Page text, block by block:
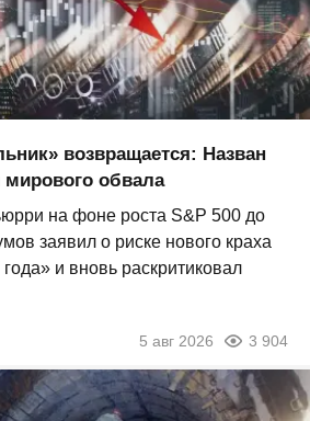
возвращается: Назван
обвала
на фоне роста S&P 500 до
заявил о риске нового краха
и вновь раскритиковал
5 авг 2026 3 904